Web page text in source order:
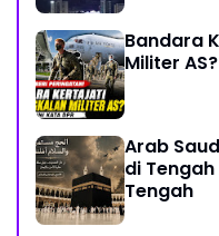
Bandara
Militer
Arab
di
Tengah